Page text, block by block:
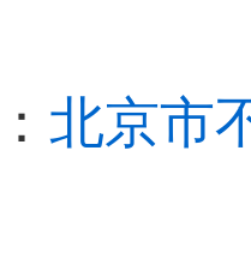
北京市